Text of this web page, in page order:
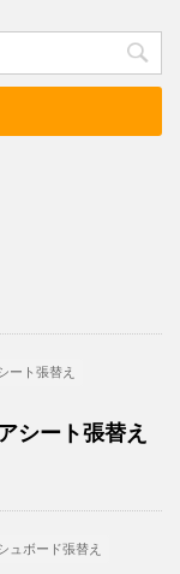
ート張替え
シート張替え
ュボード張替え